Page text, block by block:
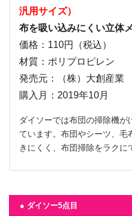
汎用サイズ）
布を吸い込みにくい立体
価格：110円（税込）
材質：ポリプロピレン
発売元：（株）大創産業
購入月：2019年10月
ダイソーでは布団の掃除機が
ています。布団やシーツ、
きにくく、布団掃除をラクに
● ダイソー5点目